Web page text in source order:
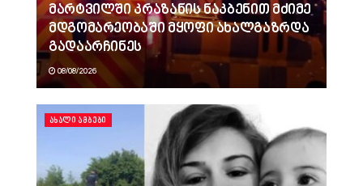
მარტვილში კრაზანის ნაკბენით მძიმე
მდგომარეობაში მყოფი ახალგაზრდა
გადაარჩინეს
08/08/2026
ᲐᲮᲐᲚᲘ ᲐᲛᲑᲔᲑᲘ